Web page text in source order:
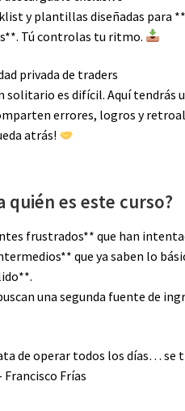
y plantillas diseñadas para
Tú controlas tu ritmo.
privada de traders
solitario es difícil. Aquí tendrás
errores, logros y
atrás!
quién es este curso?
frustrados** que han
que ya saben lo
una segunda fuente de
de operar todos los días… se
Francisco Frías